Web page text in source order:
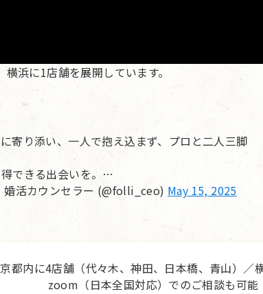
浜に1店舗を展開しています。
寄り添い、一人で抱え込まず、プロと二人三脚
できる出会いを。…
活カウンセラー (@folli_ceo) May 15, 2025
都内に4店舗（代々木、神田、日本橋、青山）／
zoom（日本全国対応）でのご相談も可能